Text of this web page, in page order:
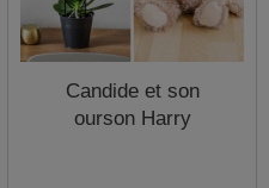
Candide et son
ourson Harry